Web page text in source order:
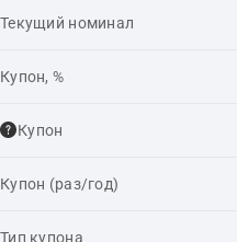
Текущий номинал
Купон, %
Купон
Купон (раз/год)
Тип купона